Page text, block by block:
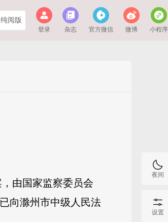
纯阅版
登录 杂志 官方微信 微博 小程序
由国家监察委员会
向滁州市中级人民法
夜间
设置